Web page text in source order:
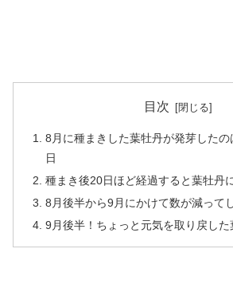
目次
8月に種まきした葉牡丹が発芽した
日
種まき後20日ほど経過すると葉牡丹
8月後半から9月にかけて数が減って
9月後半！ちょっと元気を取り戻した